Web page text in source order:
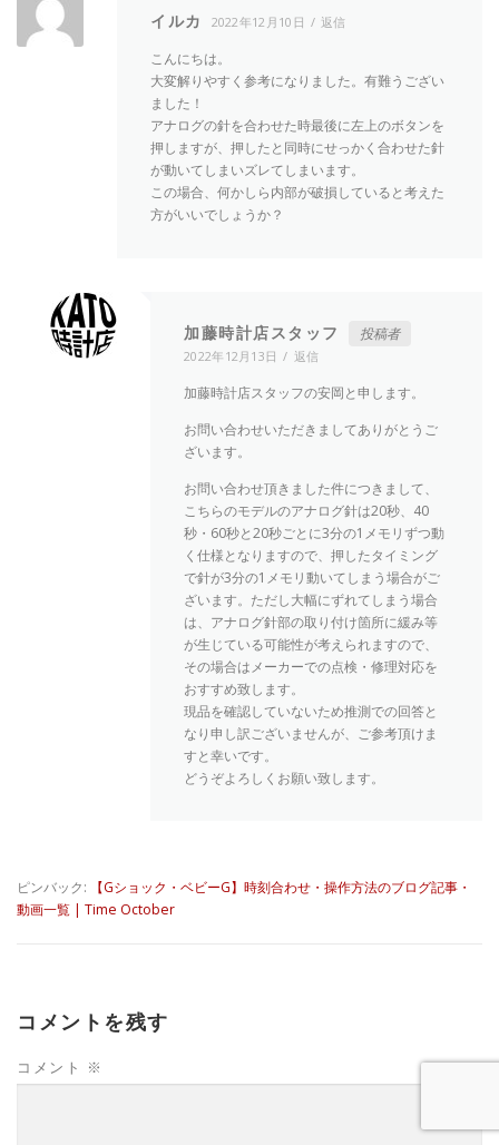
イルカ 2022年12月10日 返信
こんにちは。
大変解りやすく参考になりました。有難うござい
ました！
アナログの針を合わせた時最後に左上のボタンを
押しますが、押したと同時にせっかく合わせた針
が動いてしまいズレてしまいます。
この場合、何かしら内部が破損していると考えた
方がいいでしょうか？
加藤時計店スタッフ 投稿者
2022年12月13日 返信
加藤時計店スタッフの安岡と申します。
お問い合わせいただきましてありがとうご
ざいます。
お問い合わせ頂きました件につきまして、
こちらのモデルのアナログ針は20秒、40
秒・60秒と20秒ごとに3分の1メモリずつ動
く仕様となりますので、押したタイミング
で針が3分の1メモリ動いてしまう場合がご
ざいます。ただし大幅にずれてしまう場合
は、アナログ針部の取り付け箇所に緩み等
が生じている可能性が考えられますので、
その場合はメーカーでの点検・修理対応を
おすすめ致します。
現品を確認していないため推測での回答と
なり申し訳ございませんが、ご参考頂けま
すと幸いです。
どうぞよろしくお願い致します。
ピンバック:
【Gショック・ベビーG】時刻合わせ・操作方法のブログ記事・
動画一覧 | Time October
コメントを残す
コメント ※